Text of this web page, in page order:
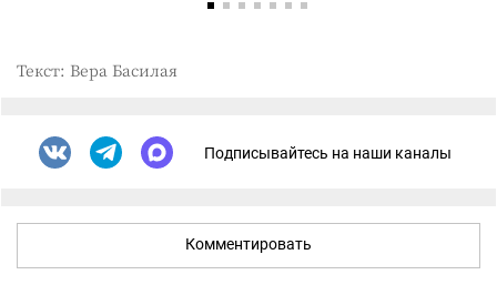
Текст: Вера Басилая
Подписывайтесь на наши каналы
Комментировать